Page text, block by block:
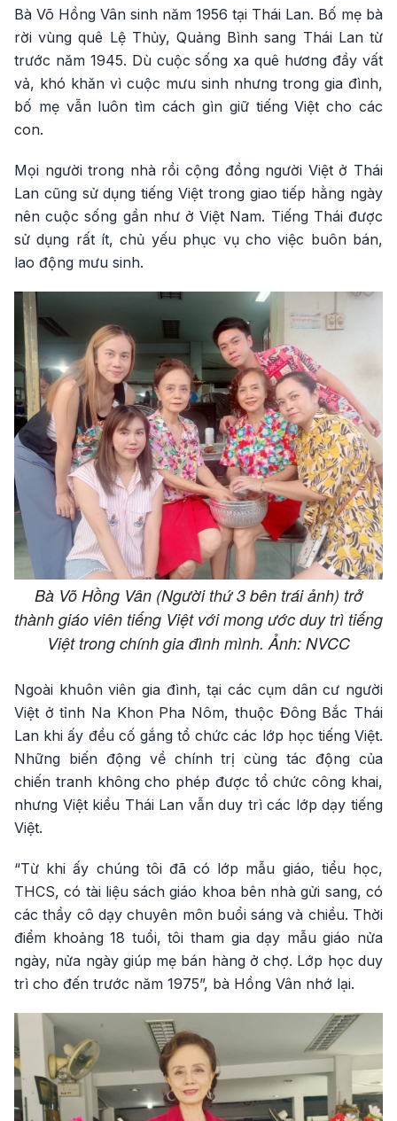
Bà Võ Hồng Vân sinh năm 1956 tại Thái Lan. Bố mẹ bà
rời vùng quê Lệ Thủy, Quảng Bình sang Thái Lan từ
trước năm 1945. Dù cuộc sống xa quê hương đầy vất
vả, khó khăn vì cuộc mưu sinh nhưng trong gia đình,
bố mẹ vẫn luôn tìm cách gìn giữ tiếng Việt cho các
con.
Mọi người trong nhà rồi cộng đồng người Việt ở Thái
Lan cũng sử dụng tiếng Việt trong giao tiếp hằng ngày
nên cuộc sống gần như ở Việt Nam. Tiếng Thái được
sử dụng rất ít, chủ yếu phục vụ cho việc buôn bán,
lao động mưu sinh.
Bà Võ Hồng Vân (Người thứ 3 bên trái ảnh) trở
thành giáo viên tiếng Việt với mong ước duy trì tiếng
Việt trong chính gia đình mình. Ảnh: NVCC
Ngoài khuôn viên gia đình, tại các cụm dân cư người
Việt ở tỉnh Na Khon Pha Nôm, thuộc Đông Bắc Thái
Lan khi ấy đều cố gắng tổ chức các lớp học tiếng Việt.
Những biến động về chính trị cùng tác động của
chiến tranh không cho phép được tổ chức công khai,
nhưng Việt kiều Thái Lan vẫn duy trì các lớp dạy tiếng
Việt.
“Từ khi ấy chúng tôi đã có lớp mẫu giáo, tiểu học,
THCS, có tài liệu sách giáo khoa bên nhà gửi sang, có
các thầy cô dạy chuyên môn buổi sáng và chiều. Thời
điểm khoảng 18 tuổi, tôi tham gia dạy mẫu giáo nửa
ngày, nửa ngày giúp mẹ bán hàng ở chợ. Lớp học duy
trì cho đến trước năm 1975”, bà Hồng Vân nhớ lại.